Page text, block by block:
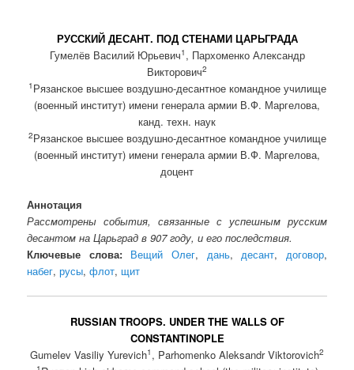
РУССКИЙ ДЕСАНТ. ПОД СТЕНАМИ ЦАРЬГРАДА
Гумелёв Василий Юрьевич1 , Пархоменко Александр
Викторович2
1 Рязанское высшее воздушно-десантное командное училище
(военный институт) имени генерала армии В.Ф. Маргелова,
канд. техн. наук
2Рязанское высшее воздушно-десантное командное училище
(военный институт) имени генерала армии В.Ф. Маргелова,
доцент
Аннотация
Рассмотрены события, связанные с успешным русским
десантом на Царьград в 907 году, и его последствия.
Ключевые слова: Вещий Олег, дань,десант, договор,
набег,русы,флот, щит
RUSSIAN TROOPS. UNDER THE WALLS OF
CONSTANTINOPLE
Gumelev Vasiliy Yurevich1 , Parhomenko Aleksandr Viktorovich2